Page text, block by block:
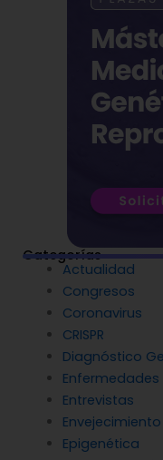
Categorías
Actualidad
Congresos
Coronavirus
CRISPR
Diagnóstico
Enfermedades
Entrevistas
Epigenética